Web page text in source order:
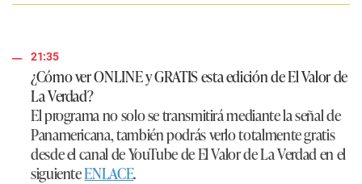
21:35
¿Cómo ver ONLINE y GRATIS esta edición de El Valor de
La Verdad?
El programa no solo se transmitirá mediante la señal de
Panamericana, también podrás verlo totalmente gratis
desde el canal de YouTube de El Valor de La Verdad en el
siguienteENLACE.